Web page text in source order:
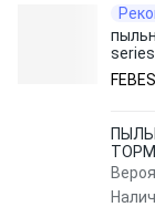
series